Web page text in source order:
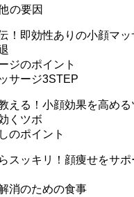
の要因
！即効性ありの小顔マッ
ジのポイント
サージ3STEP
える！小顔効果を高める
くツボ
のポイント
スッキリ！顔痩せをサ
消のための食事